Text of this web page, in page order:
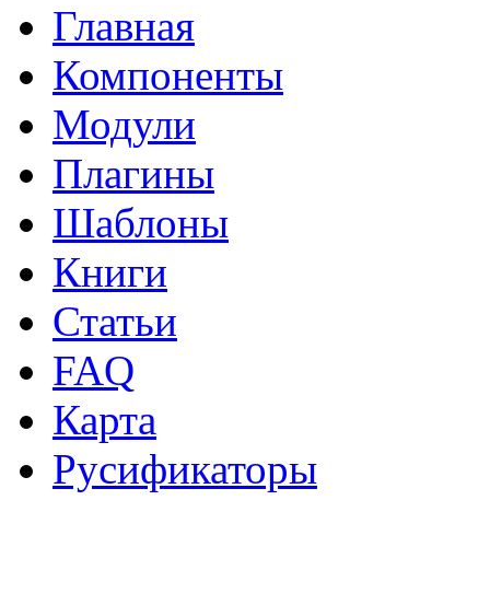
Главная
Компоненты
Модули
Плагины
Шаблоны
Книги
Статьи
FAQ
Карта
Русификаторы